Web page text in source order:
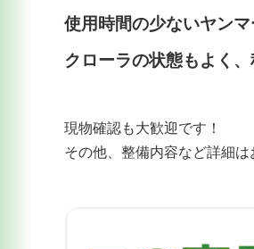
使用時間の少ないヤンマ
クローラの状態もよく、
現物確認も大歓迎です！
その他、整備内容など詳細は